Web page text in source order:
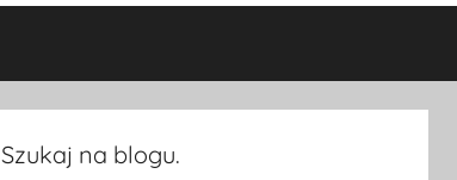
Szukaj na blogu.